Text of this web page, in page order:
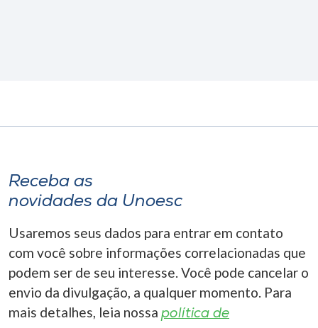
Receba as
novidades da Unoesc
Usaremos seus dados para entrar em contato
com você sobre informações correlacionadas que
podem ser de seu interesse. Você pode cancelar o
envio da divulgação, a qualquer momento. Para
mais detalhes, leia nossa política de